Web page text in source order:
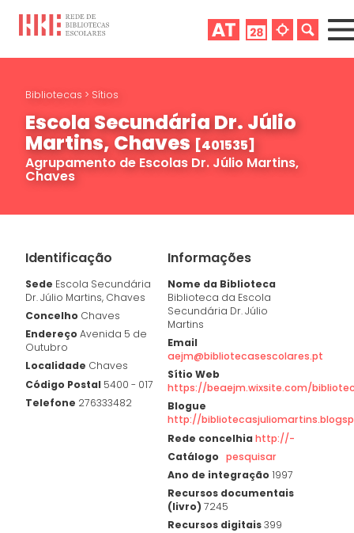
Bibliotecas > Sítios
Escola Secundária Dr. Júlio
Martins, Chaves [401535]
Agrupamento de Escolas Dr. Júlio Martins,
Chaves
Identificação
Sede Escola Secundária
Dr. Júlio Martins, Chaves
Concelho Chaves
Endereço Avenida 5 de
Outubro
Localidade Chaves
Código Postal 5400 - 017
Telefone 276333482
Informações
Nome da Biblioteca
Biblioteca da Escola
Secundária Dr. Júlio
Martins
Email
aejm@bibliotecasescolares.pt
Sítio Web
https://beaejm.wixsite.com/
Blogue
http://
Rede concelhia http://-
Catálogo pesquisar
Ano de integração 1997
Recursos documentais
(livro) 7245
Recursos digitais399